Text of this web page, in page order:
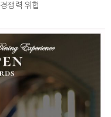
쟁력 위협